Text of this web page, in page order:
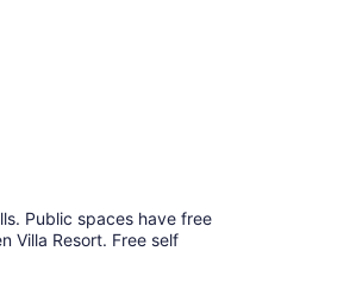
Public spaces have free
Villa Resort. Free self